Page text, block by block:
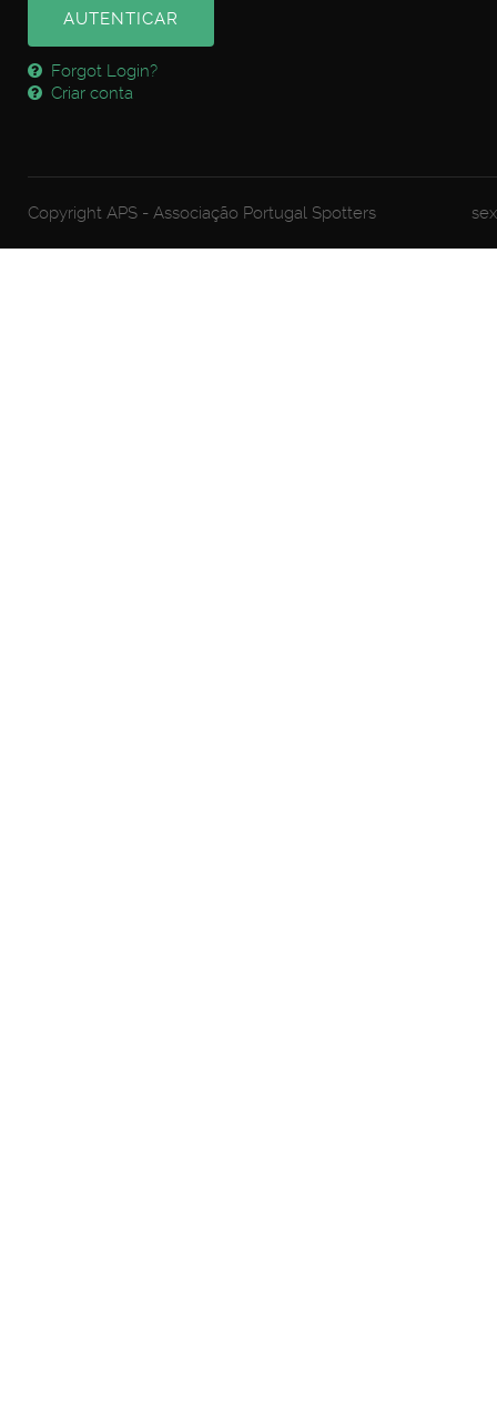
AUTENTICAR
Forgot Login?
Criar conta
Copyright APS - Associação Portugal Spotters